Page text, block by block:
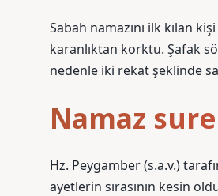
Sabah namazını ilk kılan
karanlıktan korktu. Şafak
nedenle iki rekat şeklinde
Namaz
Hz. Peygamber (s.a.v.)
ayetlerin sırasının kesin